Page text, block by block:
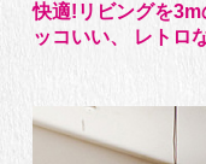
快適!リビングを
ッコいい、 レトロ